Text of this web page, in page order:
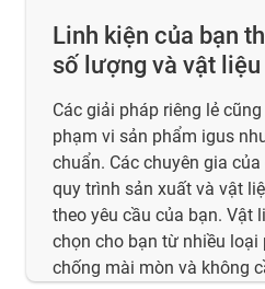
Linh kiện của bạn
số lượng và vật
Các giải pháp riêng lẻ
phạm vi sản phẩm igus
chuẩn. Các chuyên gia
quy trình sản xuất và vật
theo yêu cầu của bạn. Vật
chọn cho bạn từ nhiều loại
chống mài mòn và không